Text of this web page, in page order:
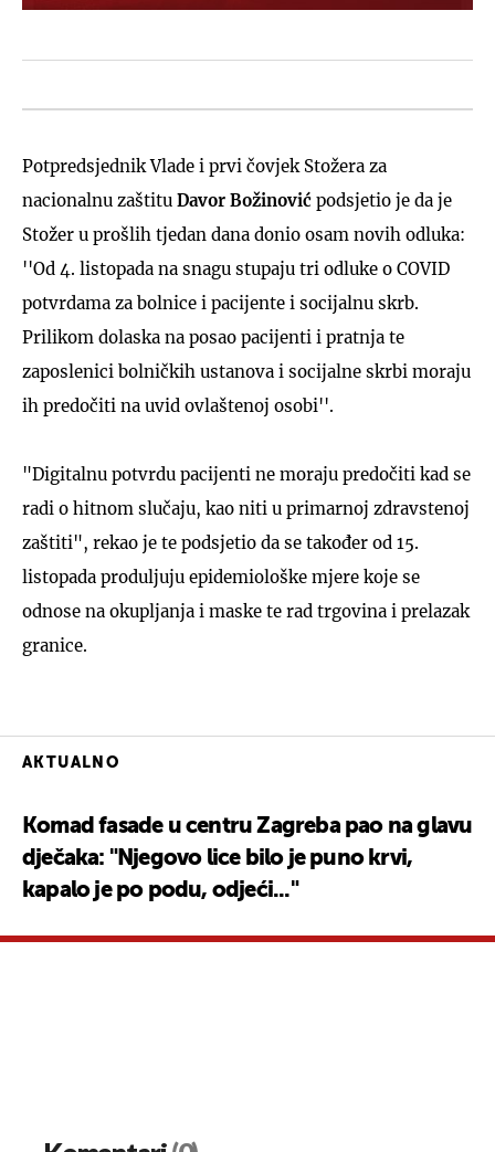
Potpredsjednik Vlade i prvi čovjek Stožera za
nacionalnu zaštitu Davor Božinović podsjetio je da je
Stožer u prošlih tjedan dana donio osam novih odluka:
''Od 4. listopada na snagu stupaju tri odluke o COVID
potvrdama za bolnice i pacijente i socijalnu skrb.
Prilikom dolaska na posao pacijenti i pratnja te
zaposlenici bolničkih ustanova i socijalne skrbi moraju
ih predočiti na uvid ovlaštenoj osobi''.
"Digitalnu potvrdu pacijenti ne moraju predočiti kad se
radi o hitnom slučaju, kao niti u primarnoj zdravstenoj
zaštiti", rekao je te podsjetio da se također od 15.
listopada produljuju epidemiološke mjere koje se
odnose na okupljanja i maske te rad trgovina i prelazak
granice.
AKTUALNO
Komad fasade u centru Zagreba pao na glavu
dječaka: "Njegovo lice bilo je puno krvi,
kapalo je po podu, odjeći..."